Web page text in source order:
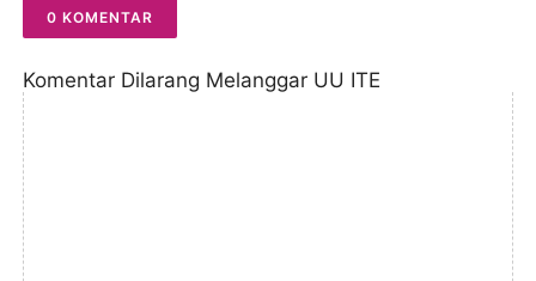
0 KOMENTAR
Komentar Dilarang Melanggar UU ITE